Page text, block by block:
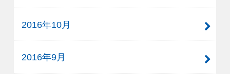
2016年10月
2016年9月